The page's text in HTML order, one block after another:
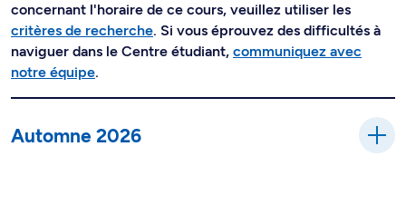
concernant l'horaire de ce cours, veuillez utiliser les
critères de recherche. Si vous éprouvez des difficultés à
naviguer dans le Centre étudiant, communiquez avec
notre équipe.
Automne 2026